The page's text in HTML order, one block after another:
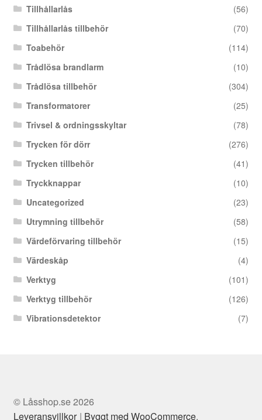
Tillhållarlås
(56)
Tillhållarlås tillbehör
(70)
Toabehör
(114)
Trådlösa brandlarm
(10)
Trådlösa tillbehör
(304)
Transformatorer
(25)
Trivsel & ordningsskyltar
(78)
Trycken för dörr
(276)
Trycken tillbehör
(41)
Tryckknappar
(10)
Uncategorized
(23)
Utrymning tillbehör
(58)
Värdeförvaring tillbehör
(15)
Värdeskåp
(4)
Verktyg
(101)
Verktyg tillbehör
(126)
Vibrationsdetektor
(7)
© Låsshop.se 2026
Leveransvillkor
Byggt med WooCommerce.